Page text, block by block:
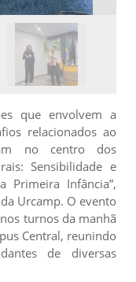
que envolvem a
relacionados ao
no centro dos
Sensibilidade e
Primeira Infância”,
Urcamp. O evento
turnos da manhã
Central, reunindo
de diversas